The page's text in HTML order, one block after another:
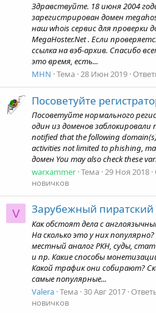
Здравствуйте. 18 июня 2004
зарегистрирован домен
наш whois сервис для проверки
MegaHoster.Net . Если
ссылка на вэб-архив. Спасибо
это время, есть...
MHN Тема 28 Июн 2019
Посоветуйте
Посоветуйте нормального
один из доменов заблокировали
notified that the following
activities not limited to phishing,
домен You may also check these
warxammer Тема 29 Ноя 2018
новичков
V Зарубежный
Как обстоят дела с
На сколько это у них
местный аналог РКН, суды,
и пр. Какие способы
Какой трафик они собирают?
самые популярные...
Valera Тема 30 Авг 2017
новичков